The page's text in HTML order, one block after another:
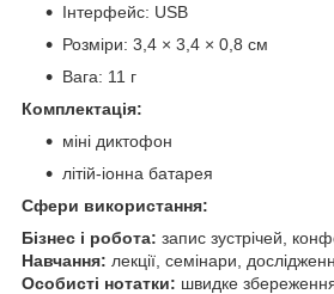
Інтерфейс: USB
Розміри: 3,4 × 3,4 × 0,8 см
Вага: 11 г
Комплектація:
міні диктофон
літій-іонна батарея
Сфери використання:
Бізнес і робота: запис зустрічей,
Навчання: лекції, семінари,
Особисті нотатки: швидке